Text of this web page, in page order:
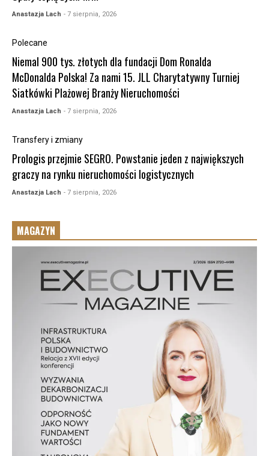
Anastazja Lach - 7 sierpnia, 2026
Polecane
Niemal 900 tys. złotych dla fundacji Dom Ronalda
McDonalda Polska! Za nami 15. JLL Charytatywny Turniej
Siatkówki Plażowej Branży Nieruchomości
Anastazja Lach - 7 sierpnia, 2026
Transfery i zmiany
Prologis przejmie SEGRO. Powstanie jeden z największych
graczy na rynku nieruchomości logistycznych
Anastazja Lach - 7 sierpnia, 2026
MAGAZYN